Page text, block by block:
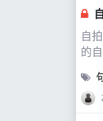
自
的